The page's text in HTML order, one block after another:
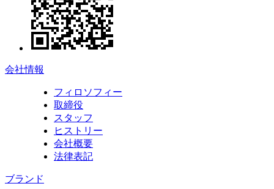
会社情報
フィロソフィー
取締役
スタッフ
ヒストリー
会社概要
法律表記
ブランド